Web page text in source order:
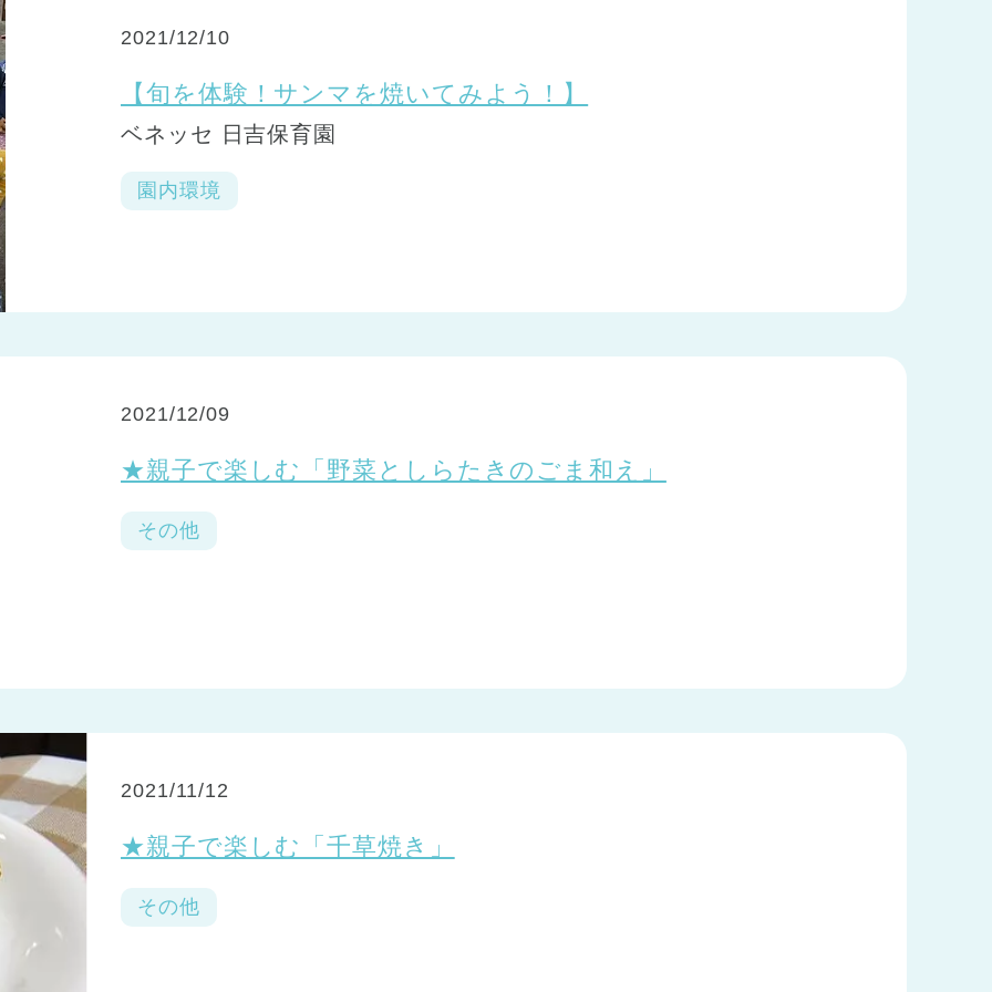
2021/12/10
【旬を体験！サンマを焼いてみよう！】
ベネッセ 日吉保育園
園内環境
2021/12/09
★親子で楽しむ「野菜としらたきのごま和え」
その他
2021/11/12
★親子で楽しむ「千草焼き」
その他